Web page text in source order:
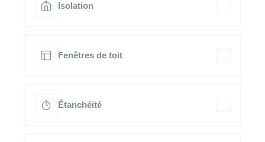
Isolation
Fenêtres de toit
Étanchéité